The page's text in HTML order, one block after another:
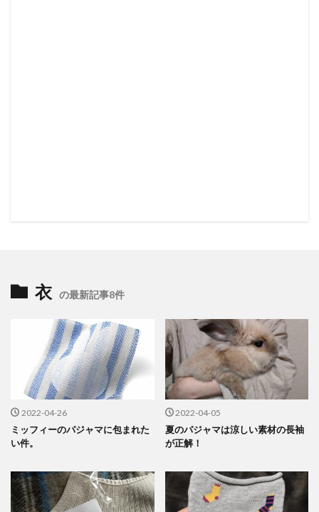
衣 の最新記事8件
2022-04-26
ミッフィーのパジャマに包まれた
い件。
2022-04-05
夏のパジャマは涼しい素材の長袖
が正解！